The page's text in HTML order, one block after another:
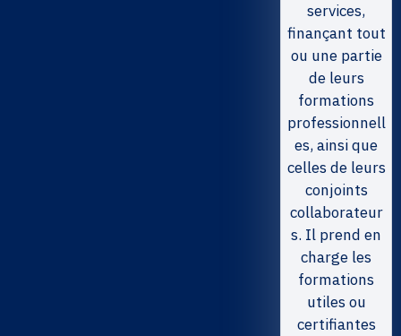
services,
finançant tout
ou une partie
de leurs
formations
professionnell
es, ainsi que
celles de leurs
conjoints
collaborateur
s. Il prend en
charge les
formations
utiles ou
certifiantes